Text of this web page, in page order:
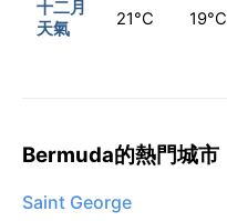
十二月
天氣
21°C 19°C
Bermuda的熱門城市
Saint George